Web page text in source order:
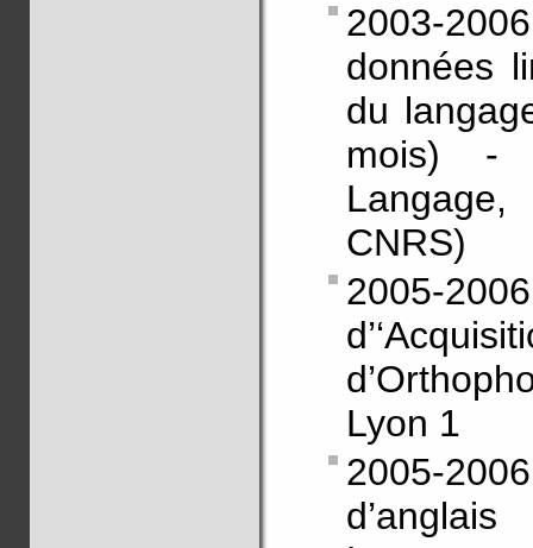
2003-
données
du
mois) -
CNRS)
2005-
Lyon 1
2005-